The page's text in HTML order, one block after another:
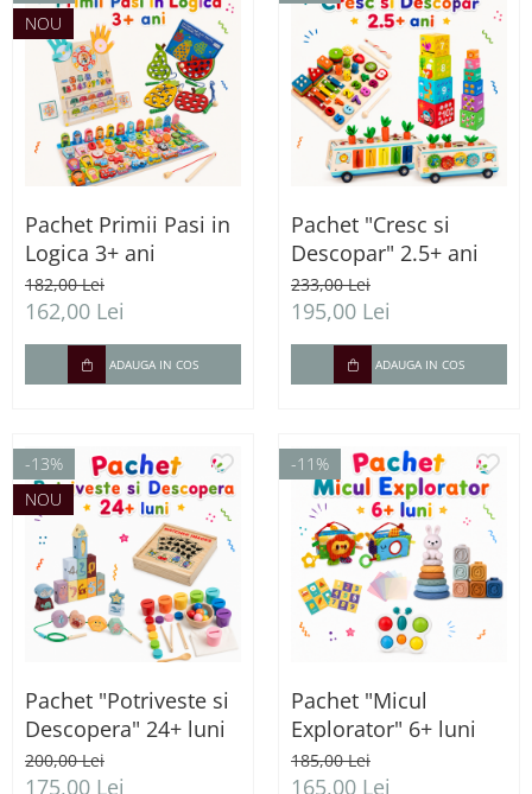
NOU
Pachet Primii Pasi in
Logica 3+ ani
182,00 Lei
162,00 Lei
ADAUGA IN COS
Pachet "Cresc si
Descopar" 2.5+ ani
233,00 Lei
195,00 Lei
ADAUGA IN COS
-13%
NOU
Pachet "Potriveste si
Descopera" 24+ luni
200,00 Lei
175,00 Lei
-11%
Pachet "Micul
Explorator" 6+ luni
185,00 Lei
165,00 Lei